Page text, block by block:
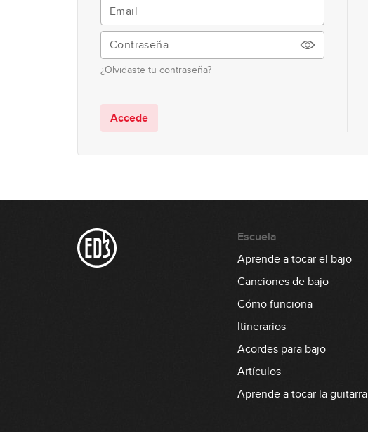
¿Olvidaste tu contraseña?
Accede
Escuela
Aprende a tocar el bajo
Canciones de bajo
Cómo funciona
Itinerarios
Acordes para bajo
Artículos
Aprende a tocar la guitarra